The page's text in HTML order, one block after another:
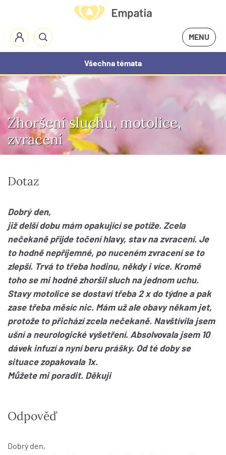
MENU
Všechna témata
Zhoršení sluchu, motolice,
zvracení
Dotaz
Dobrý den,
již delší dobu mám opakující se potíže. Zcela
nečekaně přijde točení hlavy, stav na zvracení. Je
to hodně nepříjemné, po nuceném zvracení se to
zlepší. Trvá to třeba hodinu, někdy i více. Kromě
toho se mi hodně zhoršil sluch na jednom uchu.
Stavy motolice se dostaví třeba 2 x do týdne a pak
zase třeba měsíc nic. Mám už ale obavy někam jet,
protože to přichází zcela nečekaně. Navštívila jsem
ušní a neurologické vyšetření. Absolvovala jsem 10
dávek infuzí a nyní beru prášky. Od té doby se
situace zopakovala 1x.
Můžete mi poradit. Děkuji
Odpověď
Dobrý den,